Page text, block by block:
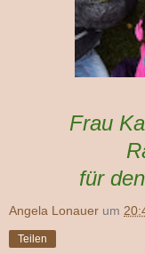
Frau
für
Angela Lonauer um
Teilen